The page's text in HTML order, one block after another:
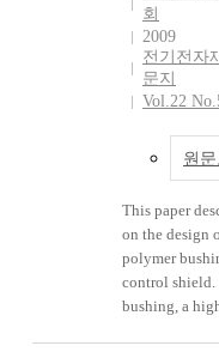
to the load-
relation,
complex
Therefore,
constitutive
nonlinear
developed by
data for the
bushing
obtained and
used to derive
displacement
회
2009
전기전자
문지
Vol.22
원
This paper
on the design
polymer
control shield.
bushing, a